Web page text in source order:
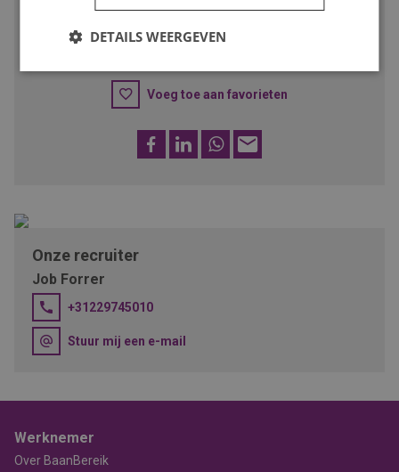
iemand met deze talenten!
FacebookLinkedInWhatsApp
SOLLICITEER
Voeg toe aan favorieten
Onze recruiter
Job Forrer
+31229745010
Stuur mij een e-mail
Werknemer
Over BaanBereik
DETAILS WEERGEVEN